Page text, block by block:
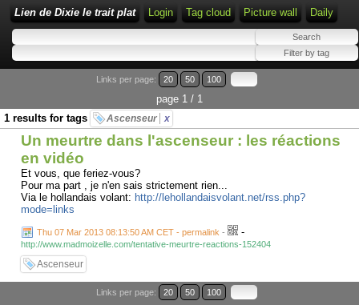
Lien de Dixie le trait plat Login Tag cloud Picture wall Daily
Links per page: 20 50 100
page 1 / 1
1 results for tags
Ascenseur x
Un meurtre dans l'ascenseur : les réactions
en vidéo
Et vous, que feriez-vous?
Pour ma part , je n'en sais strictement rien...
Via le hollandais volant: http://lehollandaisvolant.net/rss.php?
mode=links
Thu 07 Mar 2013 08:13:50 AM CET - permalink - -
http://www.madmoizelle.com/tentative-meurtre-reactions-152404
Ascenseur
Links per page: 20 50 100